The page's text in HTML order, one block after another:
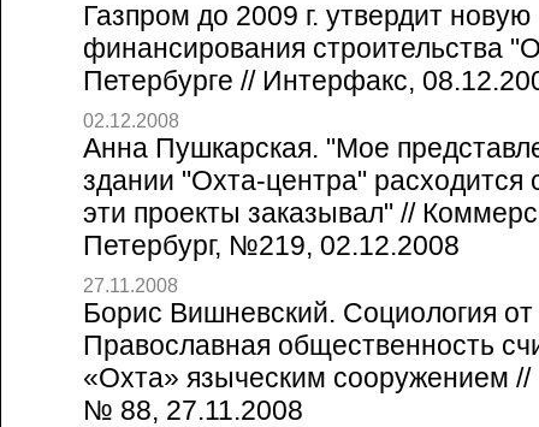
Газпром до 2009 г. утвердит
финансирования строительства
Петербурге // Интерфакс,
02.12.2008
Анна Пушкарская. "Мое
здании "Охта-центра" расходится
эти проекты заказывал" //
Петербург, №219, 02.12.2008
27.11.2008
Борис Вишневский. Социология от
Православная общественность
«Охта» языческим сооружением
№ 88, 27.11.2008